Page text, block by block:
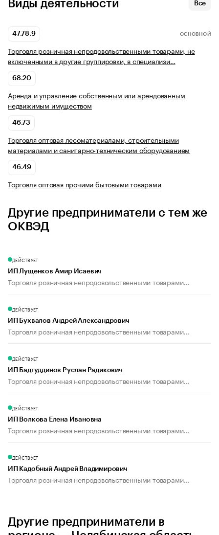
Виды деятельности Все
47.78.9 ОСНОВНОЙ
Торговля розничная непродовольственными товарами, не
включенными в другие группировки, в специализи…
68.20
Аренда и управление собственным или арендованным
недвижимым имуществом
46.73
Торговля оптовая лесоматериалами, строительными
материалами и санитарно-техническим оборудованием
46.49
Торговля оптовая прочими бытовыми товарами
Другие предприниматели с тем же
ОКВЭД
ДЕЙСТВУЕТ
ИП Лущенков Амир Исаевич
Торговля розничная непродовольственными товарами...
ДЕЙСТВУЕТ
ИП Бухвалов Андрей Александрович
Торговля розничная непродовольственными товарами...
ДЕЙСТВУЕТ
ИП Бадгуддинов Руслан Радикович
Торговля розничная непродовольственными товарами...
ДЕЙСТВУЕТ
ИП Волкова Елена Ивановна
Торговля розничная непродовольственными товарами...
ДЕЙСТВУЕТ
ИП Кадобный Андрей Владимирович
Торговля розничная непродовольственными товарами...
Другие предприниматели в